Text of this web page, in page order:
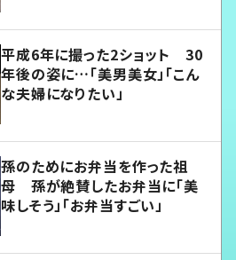
平成6年に撮った2ショット 30
年後の姿に…「美男美女」「こん
な夫婦になりたい」
孫のためにお弁当を作った祖
母 孫が絶賛したお弁当に「美
味しそう」「お弁当すごい」